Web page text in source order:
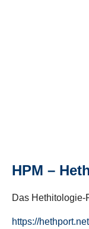
HPM –
Das Hethitologie-
https://